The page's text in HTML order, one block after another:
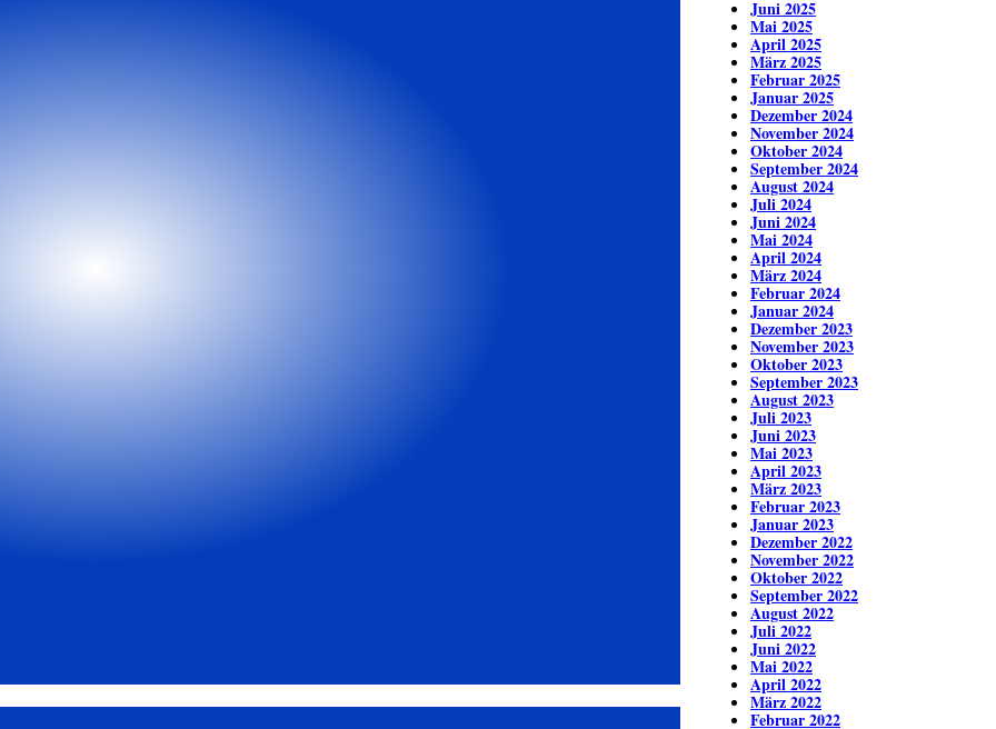
Juni 2025
Mai 2025
April 2025
März 2025
Februar 2025
Januar 2025
Dezember 2024
November 2024
Oktober 2024
September 2024
August 2024
Juli 2024
Juni 2024
Mai 2024
April 2024
März 2024
Februar 2024
Januar 2024
Dezember 2023
November 2023
Oktober 2023
September 2023
August 2023
Juli 2023
Juni 2023
Mai 2023
April 2023
März 2023
Februar 2023
Januar 2023
Dezember 2022
November 2022
Oktober 2022
September 2022
August 2022
Juli 2022
Juni 2022
Mai 2022
April 2022
März 2022
Februar 2022